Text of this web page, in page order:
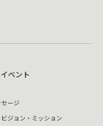
ベント
セージ
ジョン・ミッション